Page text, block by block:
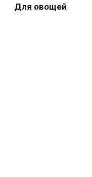
Для овощей